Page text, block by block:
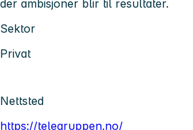
der ambisjoner blir til resultater.
Sektor
Privat
Nettsted
https://telegruppen.no/